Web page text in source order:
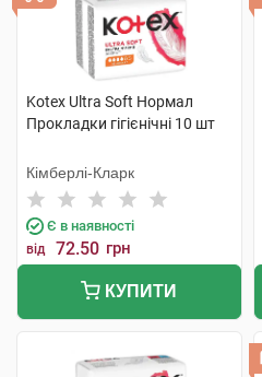
Kotex Ultra Soft Нормал
Прокладки гігієнічні 10 шт
Кімберлі-Кларк
Є в наявності
від 72.50 грн
КУПИТИ